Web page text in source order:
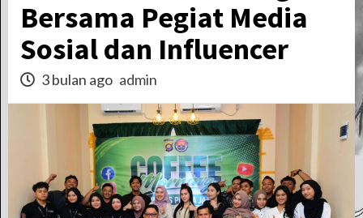
Bersama Pegiat Media
Sosial dan Influencer
3 bulan ago admin